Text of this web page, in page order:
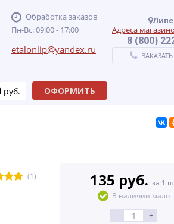
Обработка заказов
Пн-Вс: 09:00 - 17:00
etalonlip@yandex.ru
Адреса
8 (800)
руб. ОФОРМИТЬ
(1) 135 руб.за 1
В наличии мало
- +